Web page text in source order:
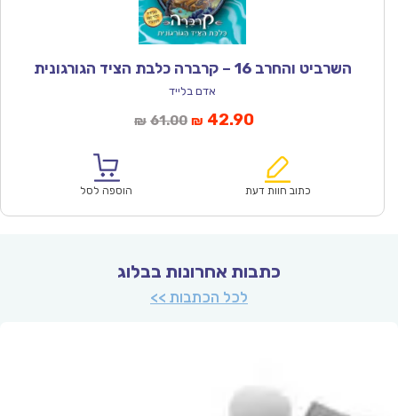
השרביט והחרב 16 – קרברה כלבת הציד הגורגונית
אדם בלייד
₪ 61.00המחיר
₪61.00.
₪ 42.90המחיר
הוא:
כתוב חוות דעת הוספה לסל
כתבות אחרונות בבלוג
לכל הכתבות >>